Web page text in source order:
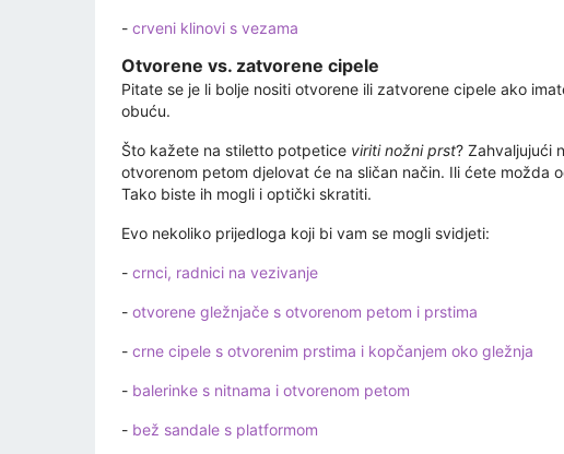
- crveni klinovi s vezama
Otvorene vs. zatvorene cipele
Pitate se je li bolje nositi otvorene ili zatvorene cipele ako
obuću.
Što kažete na stiletto potpetice viriti nožni prst? Zahvaljujući
otvorenom petom djelovat će na sličan način. Ili ćete možda
Tako biste ih mogli i optički skratiti.
Evo nekoliko prijedloga koji bi vam se mogli svidjeti:
- crnci, radnici na vezivanje
- otvorene gležnjače s otvorenom petom i prstima
- crne cipele s otvorenim prstima i kopčanjem oko gležnja
- balerinke s nitnama i otvorenom petom
- bež sandale s platformom